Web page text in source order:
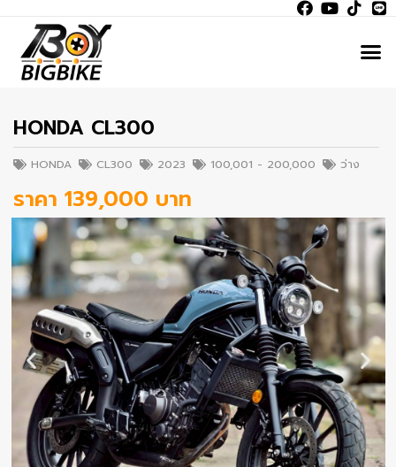
HONDA CL300
HONDA CL300 2023 100,001 - 200,000 ว่าง
ราคา 139,000 บาท